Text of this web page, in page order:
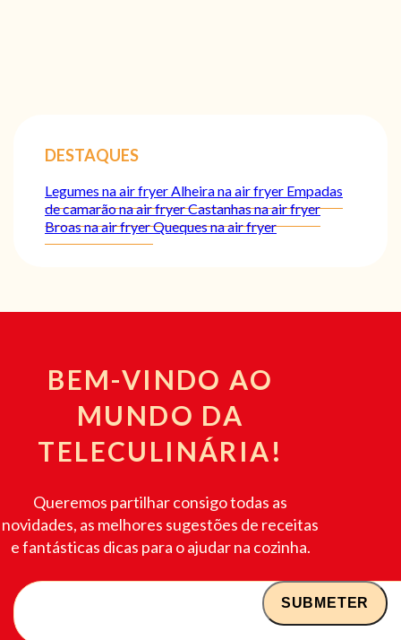
DESTAQUES
Legumes na air fryer Alheira na air fryer Empadas
de camarão na air fryerCastanhas na air fryer
Broas na air fryerQueques na air fryer
BEM-VINDO AO
MUNDO DA
TELECULINÁRIA!
Queremos partilhar consigo todas as
novidades, as melhores sugestões de receitas
e fantásticas dicas para o ajudar na cozinha.